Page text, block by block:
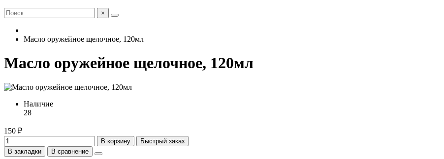
×
Масло оружейное щелочное, 120мл
Масло оружейное щелочное, 120мл
Наличие
28
150 ₽
В корзину
Быстрый заказ
В закладки
В сравнение